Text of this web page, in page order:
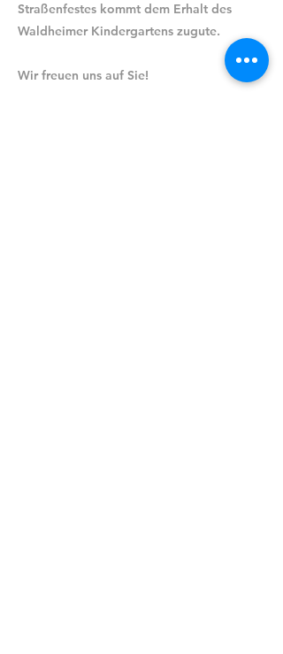
Straßenfestes kommt dem Erhalt des
Waldheimer Kindergartens zugute.
Wir freuen uns auf Sie!